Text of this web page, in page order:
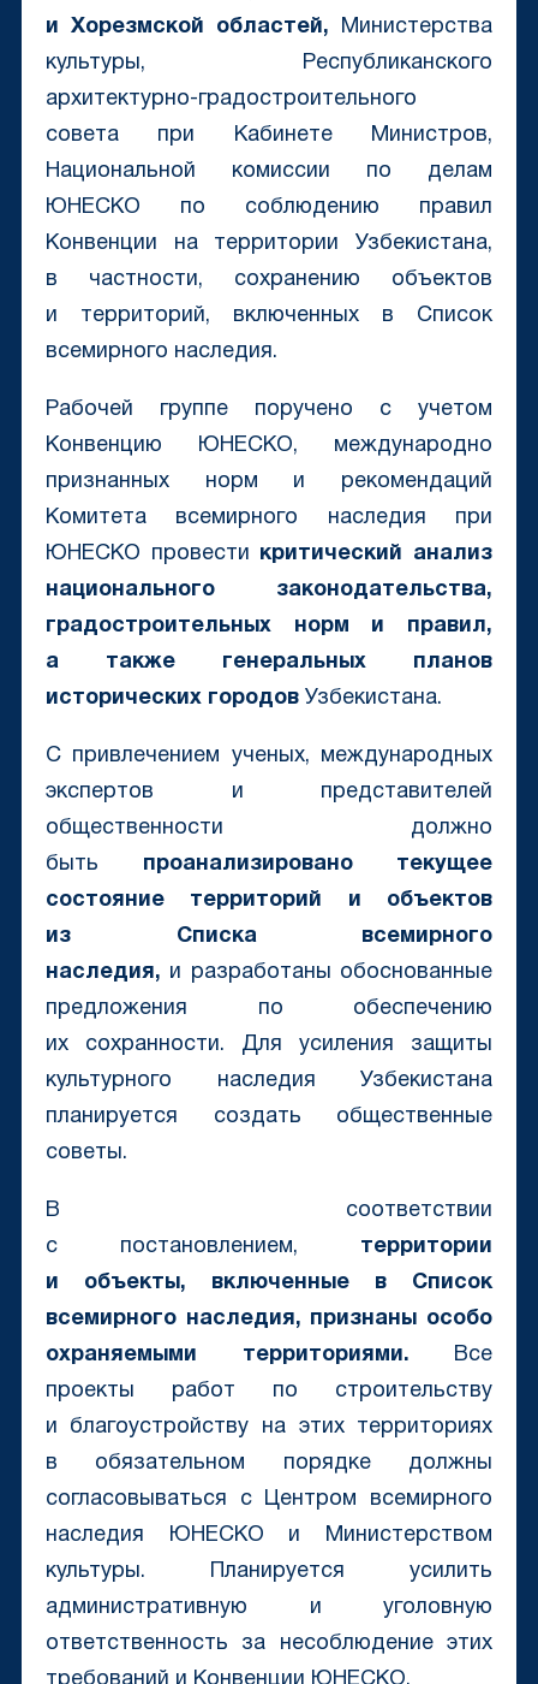
и Хорезмской областей,
Министерства
культуры, Республиканского
архитектурно-градостроительного
совета при Кабинете Министров,
Национальной комиссии по делам
ЮНЕСКО по соблюдению правил
Конвенции на территории Узбекистана,
в частности, сохранению объектов
и территорий, включенных в Список
всемирного наследия.
Рабочей группе поручено с учетом
Конвенцию ЮНЕСКО, международно
признанных норм и рекомендаций
Комитета всемирного наследия при
ЮНЕСКО провести критический анализ
национального законодательства,
градостроительных норм и правил,
а также генеральных планов
исторических городов Узбекистана.
С привлечением ученых, международных
экспертов и представителей
общественности должно
быть проанализировано текущее
состояние территорий и объектов
из Списка всемирного
наследия, и разработаны обоснованные
предложения по обеспечению
их сохранности. Для усиления защиты
культурного наследия Узбекистана
планируется создать общественные
советы.
В соответствии
с постановлением, территории
и объекты, включенные в Список
всемирного наследия, признаны особо
охраняемыми территориями. Все
проекты работ по строительству
и благоустройству на этих территориях
в обязательном порядке должны
согласовываться с Центром всемирного
наследия ЮНЕСКО и Министерством
культуры. Планируется усилить
административную и уголовную
ответственность за несоблюдение этих